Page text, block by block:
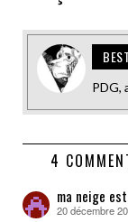
PDG,
4
ma neige
dit :
20 décembre